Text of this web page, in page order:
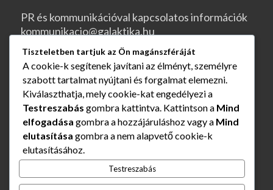
PR és kommunikációval kapcsolatos információk
kommunikacio@galaktika.hu
JOGI OLDALAK
ÁSZF
Rendelés és szállítás
Adatvédelmi nyilatkozat
Impresszum
Tiszteletben tartjuk az Ön magánszféráját
A cookie-k segítenek javítani az élményt, személyre
szabott tartalmat nyújtani és forgalmat elemezni.
Kiválaszthatja, mely cookie-kat engedélyezi a
Testreszabás gombra kattintva. Kattintson a Mind
elfogadása gombra a hozzájáruláshoz vagy a Mind
elutasítása gombra a nem alapvető cookie-k
elutasításához.
Testreszabás